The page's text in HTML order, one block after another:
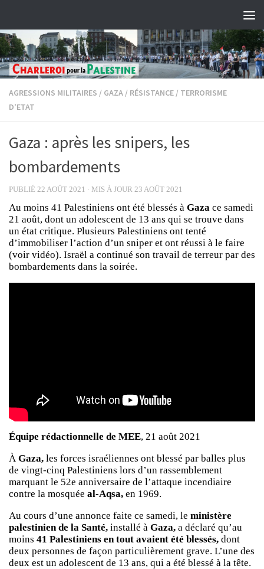
AGRESSIONS MILITAIRES / GAZA / RÉSISTANCE / TERRORISME
D'ETAT
Gaza : après les snipers, les
bombardements
PUBLIÉ 22 AOÛT 2021 · MIS À JOUR 23 AOÛT 2021
Au moins 41 Palestiniens ont été blessés à Gaza ce samedi
21 août, dont un adolescent de 13 ans qui se trouve dans
un état critique. Plusieurs Palestiniens ont tenté
d’immobiliser l’action d’un sniper et ont réussi à le faire
(voir vidéo). Israël a continué son travail de terreur par des
bombardements dans la soirée.
Équipe rédactionnelle de MEE, 21 août 2021
À Gaza, les forces israéliennes ont blessé par balles plus
de vingt-cinq Palestiniens lors d’un rassemblement
marquant le 52e anniversaire de l’attaque incendiaire
contre la mosquée al-Aqsa, en 1969.
Au cours d’une annonce faite ce samedi, le ministère
palestinien de la Santé, installé à Gaza, a déclaré qu’au
moins 41 Palestiniens en tout avaient été blessés, dont
deux personnes de façon particulièrement grave. L’une des
deux est un adolescent de 13 ans, qui a été blessé à la tête.